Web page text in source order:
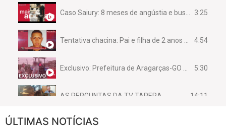
Caso Saiury: 8 meses de angústia e busca por justiça 3:25
Tentativa chacina: Pai e filha de 2 anos assassinados em casa enquanto dormiam 4:54
Exclusivo: Prefeitura de Aragarças-GO sob suspeita de desviar maquinário público para uso privado. 5:30
AS PERGUNTAS DA TV TAPERA 14:11
CASO SAIURY - SEM CORTES
ÚLTIMAS NOTÍCIAS